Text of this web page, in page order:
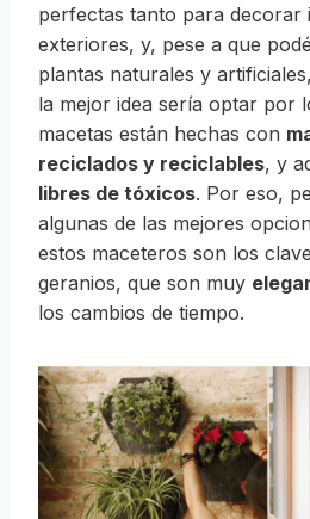
perfectas tanto para decorar
exteriores, y, pese a que
plantas naturales y
la mejor idea sería optar por
macetas están hechas con
reciclados y reciclables, y
libres de tóxicos. Por eso,
algunas de las mejores
estos maceteros son los
geranios, que son muy
los cambios de tiempo.